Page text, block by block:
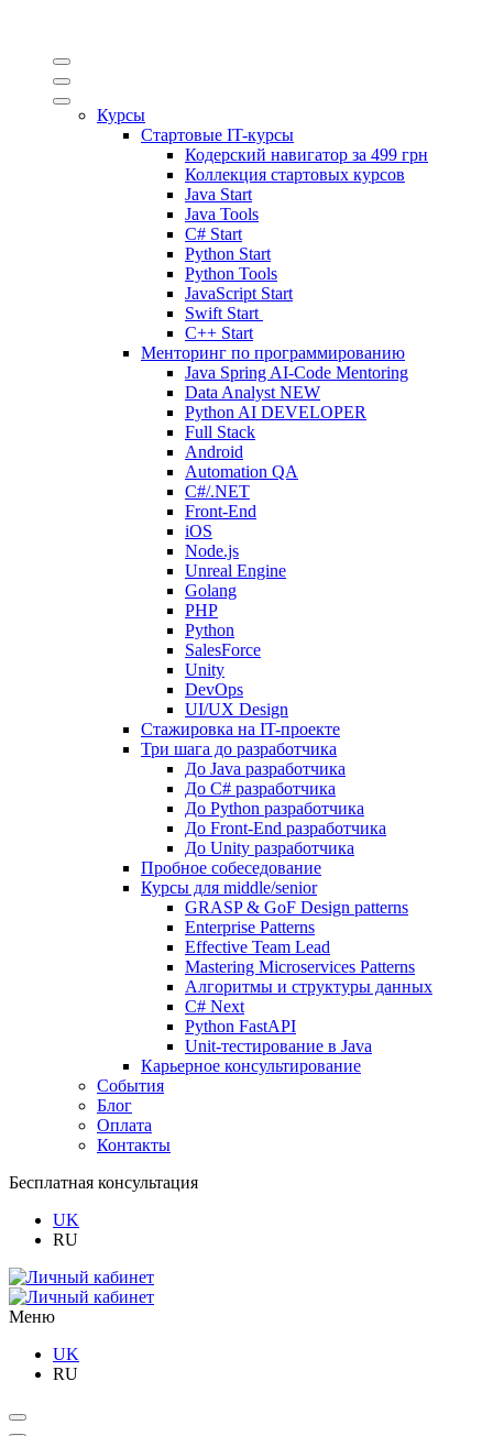
Курсы
Стартовые IT-курсы
Кодерский навигатор за 499 грн
Коллекция стартовых курсов
Java Start
Java Tools
C# Start
Python Start
Python Tools
JavaScript Start
Swift Start
C++ Start
Менторинг по программированию
Java Spring AI-Code Mentoring
Data Analyst NEW
Python AI DEVELOPER
Full Stack
Android
Automation QA
C#/.NET
Front-End
iOS
Node.js
Unreal Engine
Golang
PHP
Python
SalesForce
Unity
DevOps
UI/UX Design
Стажировка на IT-проекте
Три шага до разработчика
До Java разработчика
До C# разработчика
До Python разработчика
До Front-End разработчика
До Unity разработчика
Пробное собеседование
Курсы для middle/senior
GRASP & GoF Design patterns
Enterprise Patterns
Effective Team Lead
Mastering Microservices Patterns
Алгоритмы и структуры данных
C# Next
Python FastAPI
Unit-тестирование в Java
Карьерное консультирование
События
Блог
Оплата
Контакты
Бесплатная консультация
UK
RU
Меню
UK
RU